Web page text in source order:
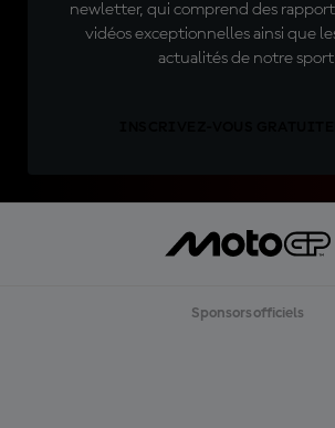
newletter, qui comprend des
vidéos exceptionnelles ainsi que
actualités de notre
Sponsors officiels